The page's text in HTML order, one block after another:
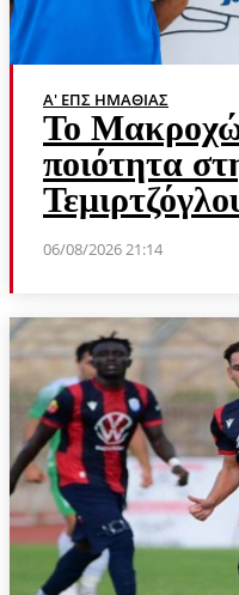
Α' ΕΠΣ ΗΜΑΘΊΑΣ
Το
ποιότητα
06/08/2026 21:14